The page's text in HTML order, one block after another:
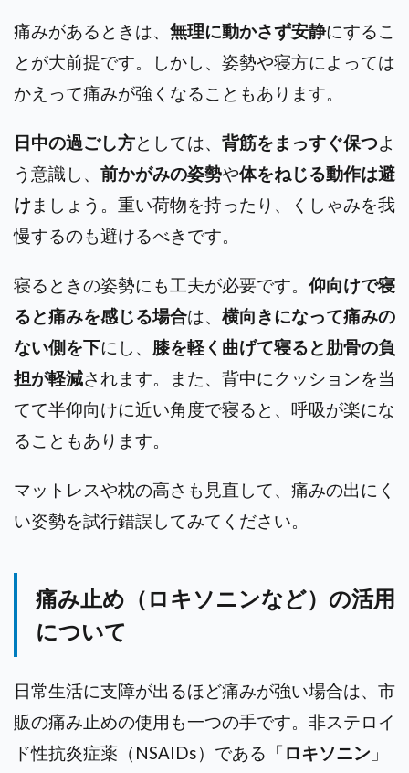
痛みがあるときは、 無理に動かさず安静にするこ
とが大前提です。しかし、姿勢や寝方によっては
かえって痛みが強くなることもあります。
日中の過ごし方としては、 背筋をまっすぐ保つよ
う意識し、 前かがみの姿勢や体をねじる動作は避
け ましょう。重い荷物を持ったり、くしゃみを我
慢するのも避けるべきです。
寝るときの姿勢にも工夫が必要です。 仰向けで寝
ると痛みを感じる場合は、 横向きになって痛みの
ない側を下にし、 膝を軽く曲げて寝ると肋骨の負
担が軽減されます。また、背中にクッションを当
てて半仰向けに近い角度で寝ると、呼吸が楽にな
ることもあります。
マットレスや枕の高さも見直して、痛みの出にく
い姿勢を試行錯誤してみてください。
痛み止め（ロキソニンなど）の活用
について
日常生活に支障が出るほど痛みが強い場合は、市
販の痛み止めの使用も一つの手です。非ステロイ
ド性抗炎症薬（NSAIDs）である「 ロキソニン 」